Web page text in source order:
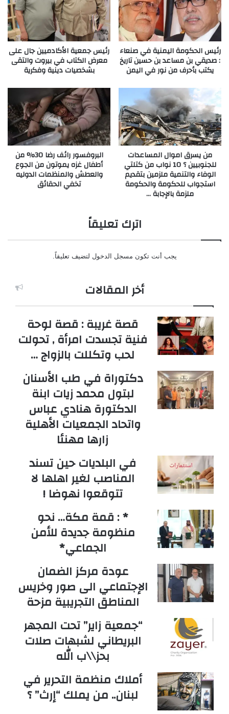
رئيس الحكومة اليمنية في صنعاء
: صديقي بن مساعد بن حسين تاريخ
يكتب بأحرف من نور في اليمن
رئيس جمعية الأكادميين جال على
معرض الكتاب في بيروت والتقى
بشخصيات دينية وفكرية
من يسرق اموال المساعدات
للجنوبيين ؟ 10 نواب من كتلتي
الوفاء والتنمية ملزمين بتقديم
استجواب للحكومة والحكومة
ملزمة بالإجابة …
البروفسور رائف رضا 30% من
أطفال غزه يموتون من الجوع
والعطش والمنظمات الدوليه
تخفي الحقائق
اترك تعليقاً
يجب أنت تكون مسجل الدخول لتضيف تعليقاً.
أخر المقالات
قصة غريبة : قصة لوحة
فنية تجسدت امرأة , تحولت
لحب وتكللت بالزواج …
دكتوراة في طب الأسنان
لبتول محمد زيات ابنة
الدكتورة هنادي عباس
واتحاد الجمعيات الأهلية
زارها مهنئا
في البلديات حين تسند
المناصب لغير اهلها لا
تتوقعوا نهوضا !
* : قمة مكة… نحو
منظومة جديدة للأمن
الجماعي*
عودة مركز الضمان
الإجتماعي الى صور وخريس
المناطق التجريبية مزحة
“جمعية زاير” تحت المجهر
البريطاني لشبهات صلات
بحز\\ب الله
أملاك منظمة التحرير في
لبنان.. من يملك “إرث” ؟